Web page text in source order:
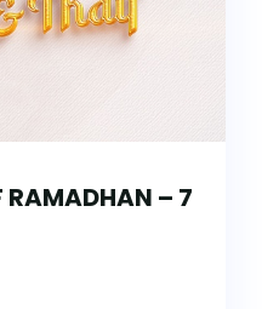
RAMADHAN – 7